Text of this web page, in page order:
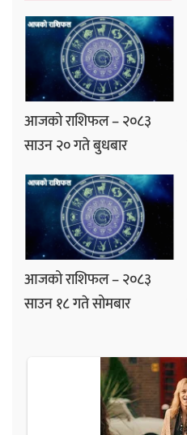
आजको राशिफल – २०८३
साउन २० गते बुधबार
आजको राशिफल – २०८३
साउन १८ गते सोमबार